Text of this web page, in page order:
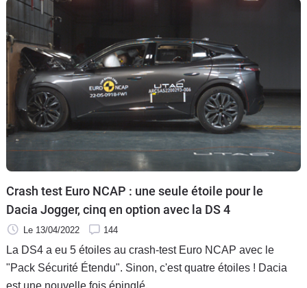
Crash test Euro NCAP : une seule étoile pour le
Dacia Jogger, cinq en option avec la DS 4
Le 13/04/2022 144
La DS4 a eu 5 étoiles au crash-test Euro NCAP avec le
"Pack Sécurité Étendu". Sinon, c'est quatre étoiles ! Dacia
est une nouvelle fois épinglé.